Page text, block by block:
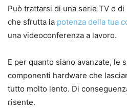
Può trattarsi di una serie TV o
che sfrutta la potenza della tua
una videoconferenza a lavoro.
E per quanto siano avanzate, le
componenti hardware che
tutto molto lento. Di
risente.